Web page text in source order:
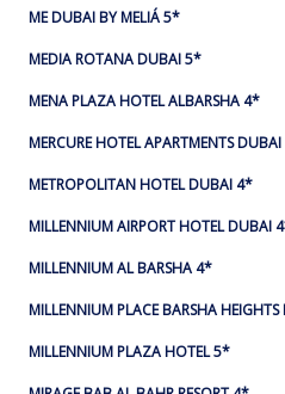
ME DUBAI BY MELIÁ 5*
MEDIA ROTANA DUBAI 5*
MENA PLAZA HOTEL ALBARSHA 4*
MERCURE HOTEL APARTMENTS
METROPOLITAN HOTEL DUBAI 4*
MILLENNIUM AIRPORT HOTEL DUBAI
MILLENNIUM AL BARSHA 4*
MILLENNIUM PLACE BARSHA
MILLENNIUM PLAZA HOTEL 5*